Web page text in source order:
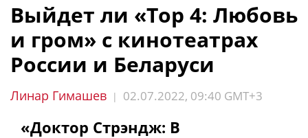
Выйдет ли «Тор 4: Любовь
и гром» с кинотеатрах
России и Беларуси
Линар Гимашев | 02.07.2022, 09:40 GMT+3
«Доктор Стрэндж: В